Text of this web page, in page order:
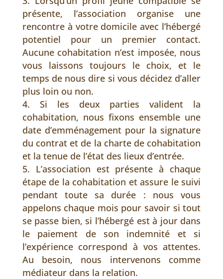
présente, l’association organise une
rencontre à votre domicile avec l’hébergé
potentiel pour un premier contact.
Aucune cohabitation n’est imposée, nous
vous laissons toujours le choix, et le
temps de nous dire si vous décidez d’aller
plus loin ou non.
Si les deux parties valident la
cohabitation, nous fixons ensemble une
date d’emménagement pour la signature
du contrat et de la charte de cohabitation
et la tenue de l’état des lieux d’entrée.
L’association est présente à chaque
étape de la cohabitation et assure le suivi
pendant toute sa durée : nous vous
appelons chaque mois pour savoir si tout
se passe bien, si l’hébergé est à jour dans
le paiement de son indemnité et si
l’expérience correspond à vos attentes.
Au besoin, nous intervenons comme
médiateur dans la relation.